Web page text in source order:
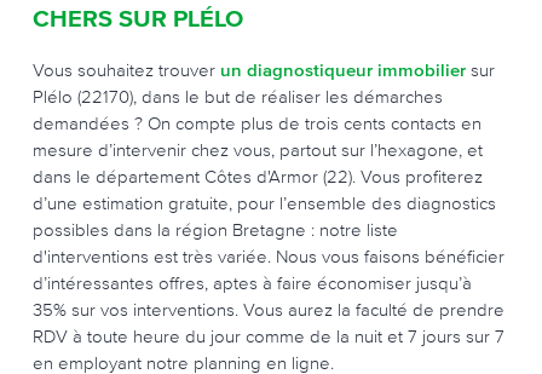
CHERS SUR PLÉLO
Vous souhaitez trouver un diagnostiqueur immobilier sur
Plélo (22170), dans le but de réaliser les démarches
demandées ? On compte plus de trois cents contacts en
mesure d’intervenir chez vous, partout sur l’hexagone, et
dans le département Côtes d'Armor (22). Vous profiterez
d’une estimation gratuite, pour l’ensemble des diagnostics
possibles dans la région Bretagne : notre liste
d'interventions est très variée. Nous vous faisons bénéficier
d’intéressantes offres, aptes à faire économiser jusqu’à
35% sur vos interventions. Vous aurez la faculté de prendre
RDV à toute heure du jour comme de la nuit et 7 jours sur 7
en employant notre planning en ligne.